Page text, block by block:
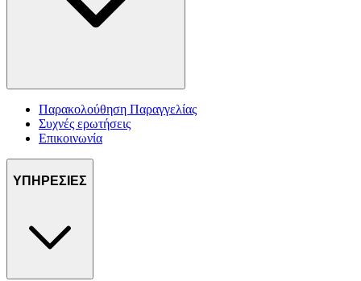
Παρακολούθηση Παραγγελίας
Συχνές ερωτήσεις
Επικοινωνία
ΥΠΗΡΕΣΙΕΣ